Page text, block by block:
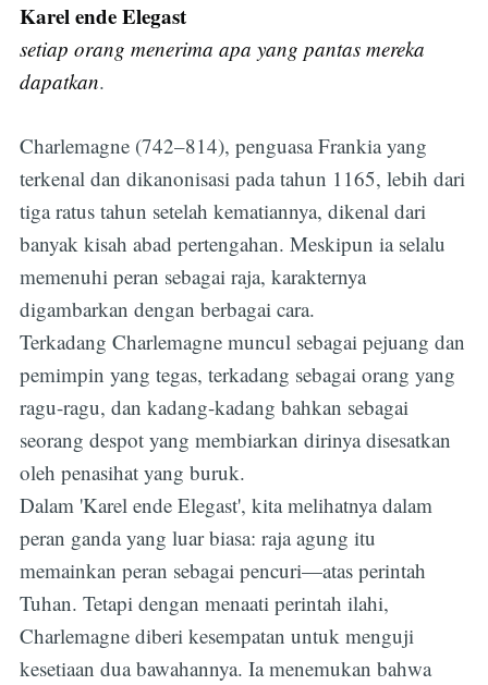
Karel ende Elegast
setiap orang menerima apa yang pantas mereka
dapatkan.
Charlemagne (742–814), penguasa Frankia yang
terkenal dan dikanonisasi pada tahun 1165, lebih dari
tiga ratus tahun setelah kematiannya, dikenal dari
banyak kisah abad pertengahan. Meskipun ia selalu
memenuhi peran sebagai raja, karakternya
digambarkan dengan berbagai cara.
Terkadang Charlemagne muncul sebagai pejuang dan
pemimpin yang tegas, terkadang sebagai orang yang
ragu-ragu, dan kadang-kadang bahkan sebagai
seorang despot yang membiarkan dirinya disesatkan
oleh penasihat yang buruk.
Dalam 'Karel ende Elegast', kita melihatnya dalam
peran ganda yang luar biasa: raja agung itu
memainkan peran sebagai pencuri—atas perintah
Tuhan. Tetapi dengan menaati perintah ilahi,
Charlemagne diberi kesempatan untuk menguji
kesetiaan dua bawahannya. Ia menemukan bahwa